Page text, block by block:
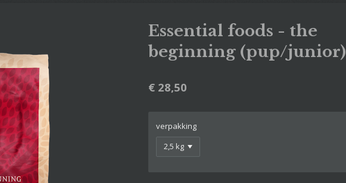
Essential foods - the
beginning (pup/junior)
€ 28,50
verpakking